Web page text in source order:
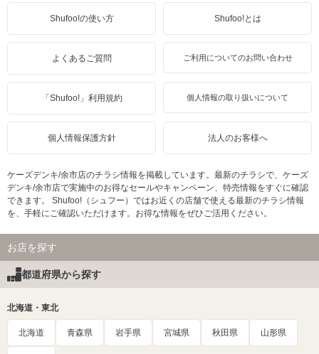
Shufoo!の使い方 Shufoo!とは
よくあるご質問 ご利用についてのお問い合わせ
「Shufoo!」利用規約 個人情報の取り扱いについて
個人情報保護方針 法人のお客様へ
ケーズデンキ/余市店のチラシ情報を掲載しています。最新のチラシで、ケーズ
デンキ/余市店で実施中のお得なセールやキャンペーン、特売情報をすぐに確認
できます。 Shufoo!（シュフー）ではお近くの店舗で使える最新のチラシ情報
を、手軽にご確認いただけます。お得な情報をぜひご活用ください。
お店を探す
都道府県から探す
北海道・東北
北海道 青森県 岩手県 宮城県 秋田県 山形県